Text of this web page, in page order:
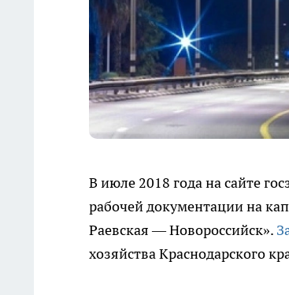
В июле 2018 года на сайте
рабочей документации на
Раевская — Новороссийск».
хозяйства Краснодарского